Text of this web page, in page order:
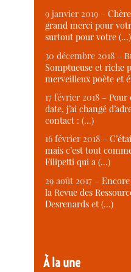
9 janvier 2019 –
grand merci pour
surtout pour votre (…)
30 décembre 2018 –
Somptueuse et riche
merveilleux poète et
17 février 2018 –Pour
date, j’ai changé
contact : (…)
16 février 2018 –
mais c’est tout
Filipetti qui a (…)
29 août 2017 –
la Revue des
Desrenards et (…)
À la une